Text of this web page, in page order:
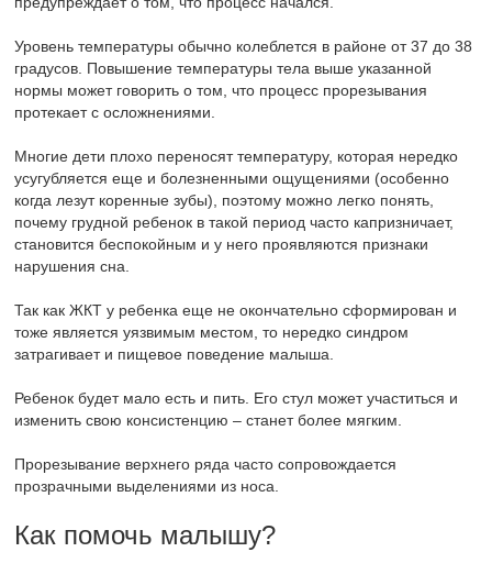
Уровень температуры обычно колеблется в районе от 37 до 38
градусов. Повышение температуры тела выше указанной
нормы может говорить о том, что процесс прорезывания
протекает с осложнениями.
Многие дети плохо переносят температуру, которая нередко
усугубляется еще и болезненными ощущениями (особенно
когда лезут коренные зубы), поэтому можно легко понять,
почему грудной ребенок в такой период часто капризничает,
становится беспокойным и у него проявляются признаки
нарушения сна.
Так как ЖКТ у ребенка еще не окончательно сформирован и
тоже является уязвимым местом, то нередко синдром
затрагивает и пищевое поведение малыша.
Ребенок будет мало есть и пить. Его стул может участиться и
изменить свою консистенцию – станет более мягким.
Прорезывание верхнего ряда часто сопровождается
прозрачными выделениями из носа.
Как помочь малышу?